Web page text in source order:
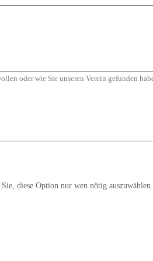
diese Option nur wen nötig auszuwählen.